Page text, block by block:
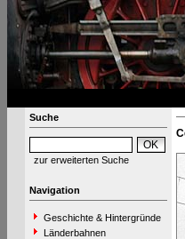
Suche
zur erweiterten Suche
Navigation
Geschichte & Hintergründe
Länderbahnen